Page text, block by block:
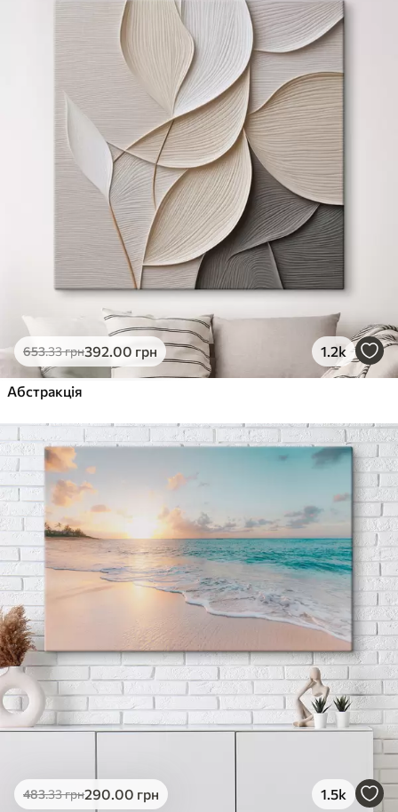
653.33грн392.00 грн 1.2k
Абстракція
483.33грн290.00 грн 1.5k